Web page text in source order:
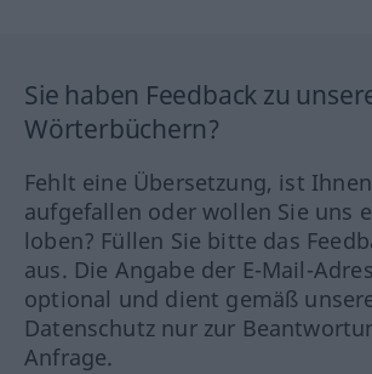
Sie haben Feedback zu
Wörterbüchern?
Fehlt eine Übersetzung, ist
aufgefallen oder wollen Sie uns
loben? Füllen Sie bitte das
aus. Die Angabe der E-Mail-
optional und dient gemäß
Datenschutz nur zur
Anfrage.